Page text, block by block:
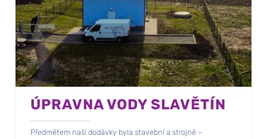
ÚPRAVNA VODY SLAVĚTÍN
Předmětem naší dodávky byla stavební a strojně –